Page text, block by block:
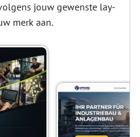
jouw gewenste lay-
merk aan.